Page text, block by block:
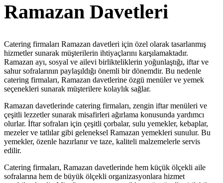
Ramazan Davetleri
Catering firmaları Ramazan davetleri için özel olarak tasarlanmış
hizmetler sunarak müşterilerin ihtiyaçlarını karşılamaktadır.
Ramazan ayı, sosyal ve ailevi birlikteliklerin yoğunlaştığı, iftar ve
sahur sofralarının paylaşıldığı önemli bir dönemdir. Bu nedenle
catering firmaları, Ramazan davetlerine özgü menüler ve yemek
seçenekleri sunarak müşterilere kolaylık sağlar.
Ramazan davetlerinde catering firmaları, zengin iftar menüleri ve
çeşitli lezzetler sunarak misafirleri ağırlama konusunda yardımcı
olurlar. İftar sofraları için çeşitli çorbalar, sulu yemekler, kebaplar,
mezeler ve tatlılar gibi geleneksel Ramazan yemekleri sunulur. Bu
yemekler, özenle hazırlanır ve taze, kaliteli malzemelerle servis
edilir.
Catering firmaları, Ramazan davetlerinde hem küçük ölçekli aile
sofralarına hem de büyük ölçekli organizasyonlara hizmet